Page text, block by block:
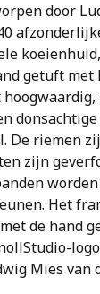
door
getuft met
De riemen
zijn
Het
de hand
Mies van